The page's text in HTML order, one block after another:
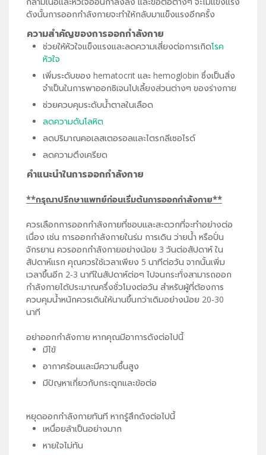
ดังนั้นการออกกำลังกายจะทำให้กลับมาแข็งแรงอีกครั้ง
ความสำคัญของการออกกำลังกาย
ช่วยให้หัวใจแข็งแรงและลดความเสี่ยงต่อการเกิดโรค
หัวใจ
เพิ่มระดับของ hematocrit และ hemoglobin ซึ่งเป็นสิ่ง
จำเป็นในการพาออกซิเจนไปเลี้ยงส่วนต่างๆ ของร่างกาย
ช่วยควบคุมระดับน้ำตาลในเลือด
ลดความดันโลหิต
ลดปริมาณคอเลสเตอรอลและไตรกลีเซอไรด์
ลดความตึงเครียด
คำแนะนำในการออกกำลังกาย
**กรุณาปรึกษาแพทย์ก่อนเริ่มต้นการออกกำลังกาย**
ควรเลือกการออกกำลังกายที่ชอบและสะดวกที่จะทำอย่างต่อ
เนื่อง เช่น การออกกำลังกายในร่ม การเดิน ว่ายน้ำ หรือปั่น
จักรยาน ควรออกกำลังกายอย่างน้อย 3 วันต่อสัปดาห์ ใน
สัปดาห์แรก คุณควรใช้เวลาเพียง 5 นาทีต่อวัน จากนั้นเพิ่ม
เวลาขึ้นอีก 2-3 นาทีในสัปดาห์ต่อๆ ไปจนกระทั่งสามารถออก
กำลังกายได้ประมาณครึ่งชั่วโมงต่อวัน สำหรับผู้ที่ต้องการ
ควบคุมน้ำหนักควรเดินให้นานขึ้นกว่าเดิมอย่างน้อย 20-30
นาที
อย่าออกกำลังกาย หากคุณมีอาการดังต่อไปนี้
มีไข้
อากาศร้อนและมีความชื้นสูง
มีปัญหาเกี่ยวกับกระดูกและข้อต่อ
หยุดออกกำลังกายทันที หากรู้สึกดังต่อไปนี้
เหนื่อยล้าเป็นอย่างมาก
หายใจไม่ทัน